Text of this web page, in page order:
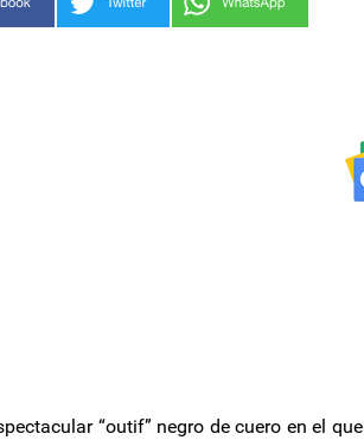
“outif” negro de cuero en el que